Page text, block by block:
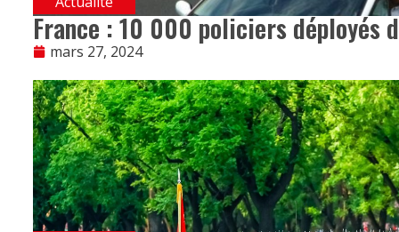
France : 10 000 policiers déployés
mars 27, 2024